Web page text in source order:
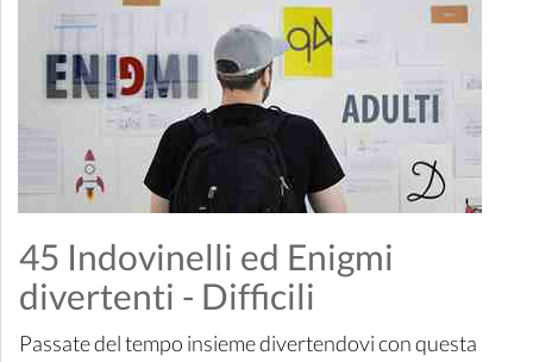
45 Indovinelli ed Enigmi
divertenti - Difficili
Passate del tempo insieme divertendovi con questa